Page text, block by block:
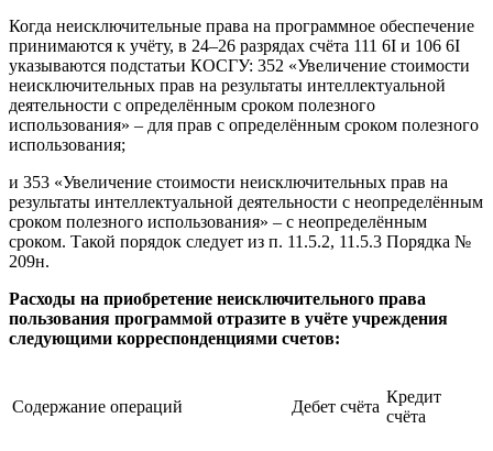
Когда неисключительные права на программное обеспечение
принимаются к учёту, в 24–26 разрядах счёта 111 6I и 106 6I
указываются подстатьи КОСГУ: 352 «Увеличение стоимости
неисключительных прав на результаты интеллектуальной
деятельности с определённым сроком полезного
использования» – для прав с определённым сроком полезного
использования;
и 353 «Увеличение стоимости неисключительных прав на
результаты интеллектуальной деятельности с неопределённым
сроком полезного использования» – с неопределённым
сроком. Такой порядок следует из п. 11.5.2, 11.5.3 Порядка №
209н.
Расходы на приобретение неисключительного права
пользования программой отразите в учёте учреждения
следующими корреспонденциями счетов:
Содержание операций Дебет счёта
Кредит
счёта